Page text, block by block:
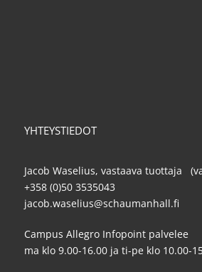
YHTEYSTIEDOT
Jacob Waselius, vastaava tuottaja
+358 (0)50 3535043
jacob.waselius@schaumanhall.fi
Campus Allegro Infopoint palvelee
ma klo 9.00-16.00 ja ti-pe klo 10.00-